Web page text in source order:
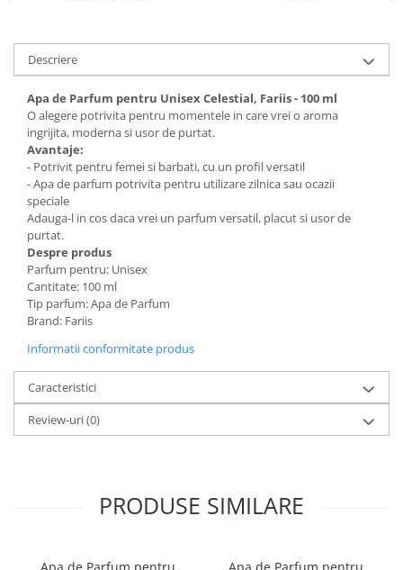
Descriere
Apa de Parfum pentru Unisex Celestial, Fariis - 100 ml
O alegere potrivita pentru momentele in care vrei o aroma
ingrijita, moderna si usor de purtat.
Avantaje:
- Potrivit pentru femei si barbati, cu un profil versatil
- Apa de parfum potrivita pentru utilizare zilnica sau ocazii
speciale
Adauga-l in cos daca vrei un parfum versatil, placut si usor de
purtat.
Despre produs
Parfum pentru: Unisex
Cantitate: 100 ml
Tip parfum: Apa de Parfum
Brand: Fariis
Informatii conformitate produs
Caracteristici
Review-uri(0)
PRODUSE SIMILARE